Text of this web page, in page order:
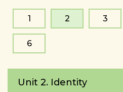
1 2 3
6
Unit 2. Identity